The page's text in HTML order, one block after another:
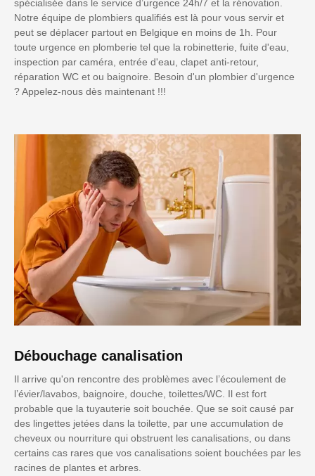
spécialisée dans le service d’urgence 24h/7 et la rénovation.
Notre équipe de plombiers qualifiés est là pour vous servir et
peut se déplacer partout en Belgique en moins de 1h. Pour
toute urgence en plomberie tel que la robinetterie, fuite d'eau,
inspection par caméra, entrée d'eau, clapet anti-retour,
réparation WC et ou baignoire. Besoin d'un plombier d'urgence
? Appelez-nous dès maintenant !!!
Débouchage canalisation
Il arrive qu'on rencontre des problèmes avec l’écoulement de
l’évier/lavabos, baignoire, douche, toilettes/WC. Il est fort
probable que la tuyauterie soit bouchée. Que se soit causé par
des lingettes jetées dans la toilette, par une accumulation de
cheveux ou nourriture qui obstruent les canalisations, ou dans
certains cas rares que vos canalisations soient bouchées par les
racines de plantes et arbres.